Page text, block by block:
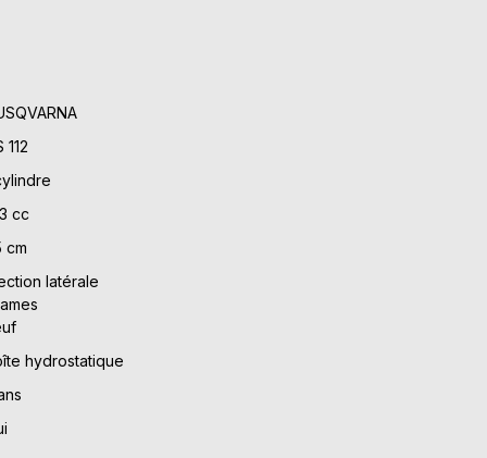
112
cc
cm
latérale
hydrostatique